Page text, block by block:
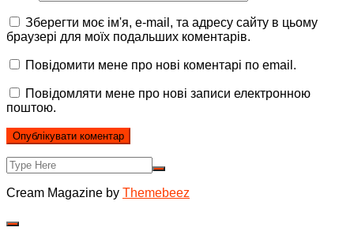
Зберегти моє ім'я, e-mail, та адресу сайту в цьому
браузері для моїх подальших коментарів.
Повідомити мене про нові коментарі по email.
Повідомляти мене про нові записи електронною
поштою.
Cream Magazine by Themebeez